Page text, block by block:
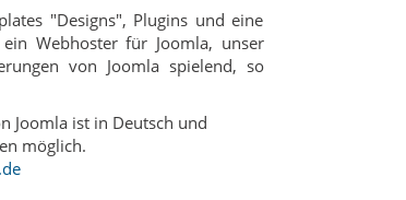
"Designs", Plugins und eine
Webhoster für Joomla, unser
von Joomla spielend, so
Joomla ist in Deutsch und
möglich.